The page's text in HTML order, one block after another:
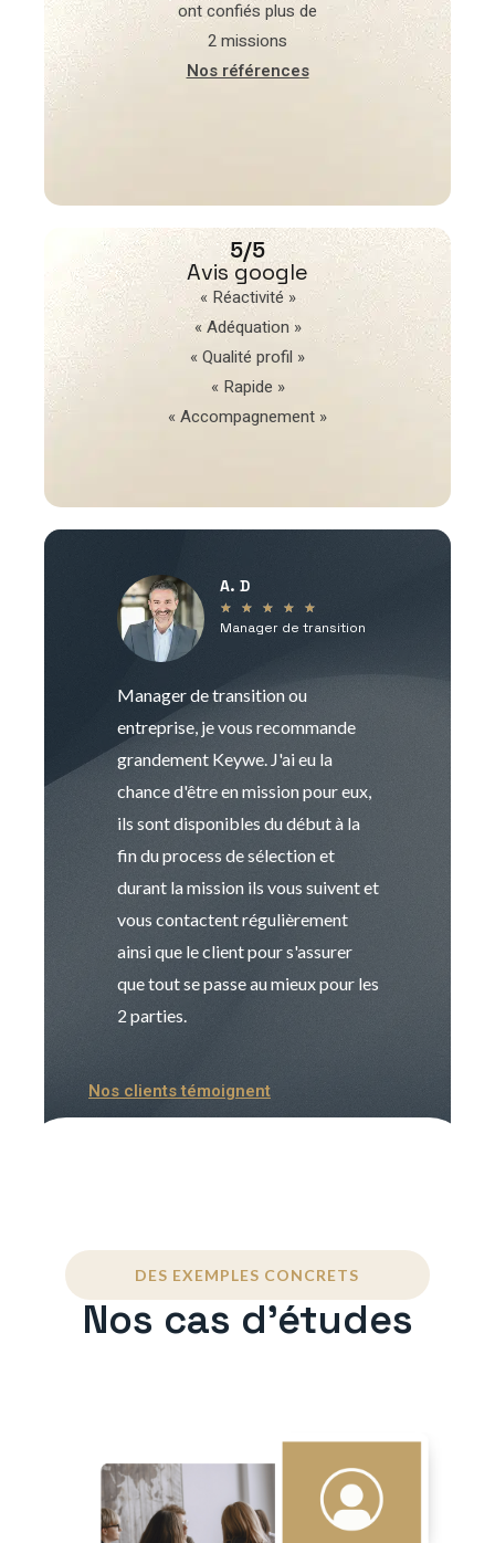
ont confiés plus de
2 missions
Nos références
5/5
Avis google
« Réactivité »
« Adéquation »
« Qualité profil »
« Rapide »
« Accompagnement »
A. D
★ ★ ★ ★ ★
Manager de transition
Manager de transition ou
entreprise, je vous recommande
grandement Keywe. J'ai eu la
chance d'être en mission pour eux,
ils sont disponibles du début à la
fin du process de sélection et
durant la mission ils vous suivent et
vous contactent régulièrement
ainsi que le client pour s'assurer
que tout se passe au mieux pour les
2 parties.
Nos clients témoignent
DES EXEMPLES CONCRETS
Nos cas d'études